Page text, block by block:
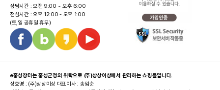
상담시간 : 오전 9:00 ~ 오후 6:00
점심시간 : 오후 12:00 - 오후 1:00
(토,일 공휴일 휴무)
e홍성장터는 홍성군청의 위탁으로 (주)상상이상에서 관리하는 쇼핑몰입니다.
상호명 : (주)상상이상 대표이사 : 송임순